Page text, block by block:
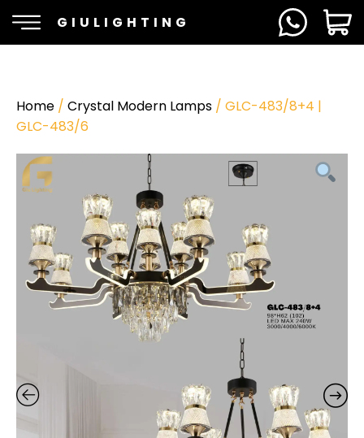
GIULIGHTING
Home / Crystal Modern Lamps / GLC-483/8+4 |
GLC-483/6